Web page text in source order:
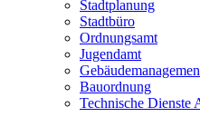
Stadtplanung
Stadtbüro
Ordnungsamt
Jugendamt
Bauordnung
Technische Dienste